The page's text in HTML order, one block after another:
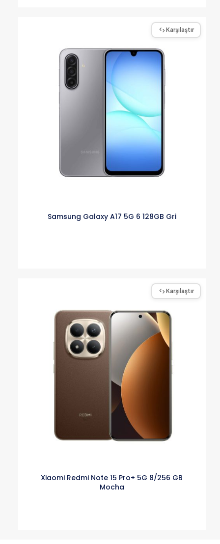
Karşılaştır
Samsung Galaxy A17 5G 6 128GB Gri
Karşılaştır
Xiaomi Redmi Note 15 Pro+ 5G 8/256 GB
Mocha